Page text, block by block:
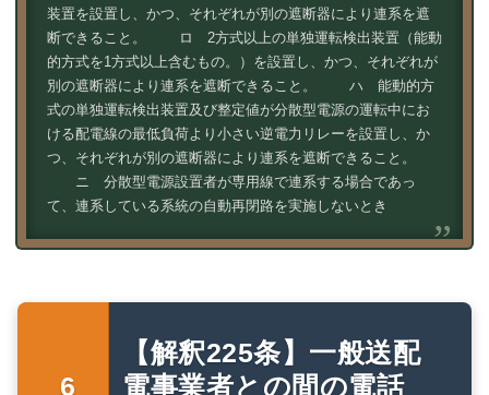
装置を設置し、かつ、それぞれが別の遮断器により連系を遮
断できること。 ロ 2方式以上の単独運転検出装置（能動
的方式を1方式以上含むもの。）を設置し、かつ、それぞれが
別の遮断器により連系を遮断できること。 ハ 能動的方
式の単独運転検出装置及び整定値が分散型電源の運転中にお
ける配電線の最低負荷より小さい逆電力リレーを設置し、か
つ、それぞれが別の遮断器により連系を遮断できること。
ニ 分散型電源設置者が専用線で連系する場合であっ
て、連系している系統の自動再閉路を実施しないとき
【解釈225条】一般送配
電事業者との間の電話